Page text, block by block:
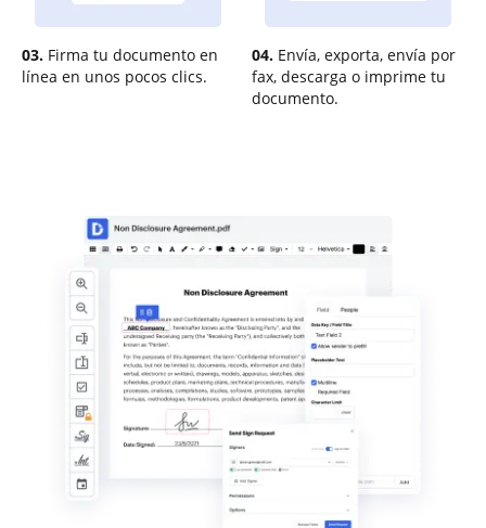
03. Firma tu documento en
línea en unos pocos clics.
04. Envía, exporta, envía por
fax, descarga o imprime tu
documento.